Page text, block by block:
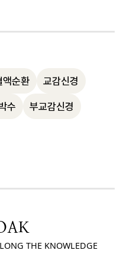
보다 심박수가 낮게 유지
정상 상태로 되돌리는
스스로 향상시킬 수 있
한 운동은 심장의 수명
입니다.
액순환 교감신경
수 부교감신경
THE KNOWLEDGE